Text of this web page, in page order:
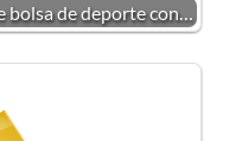
bolsa de deporte con…